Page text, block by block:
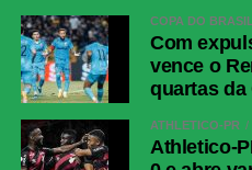
COPA DO BRASIL
Com
vence o
quartas da
ATHLETICO-PR
Athletico-